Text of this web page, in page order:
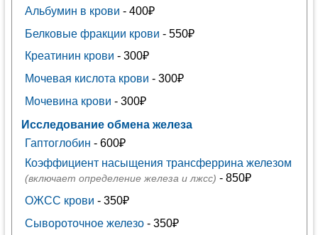
Альбумин в крови - 400₽
Белковые фракции крови - 550₽
Креатинин крови - 300₽
Мочевая кислота крови - 300₽
Мочевина крови - 300₽
Исследование обмена железа
Гаптоглобин - 600₽
Коэффициент насыщения трансферрина железом
(включает определение железа и лжсс) - 850₽
ОЖСС крови - 350₽
Сывороточное железо- 350₽